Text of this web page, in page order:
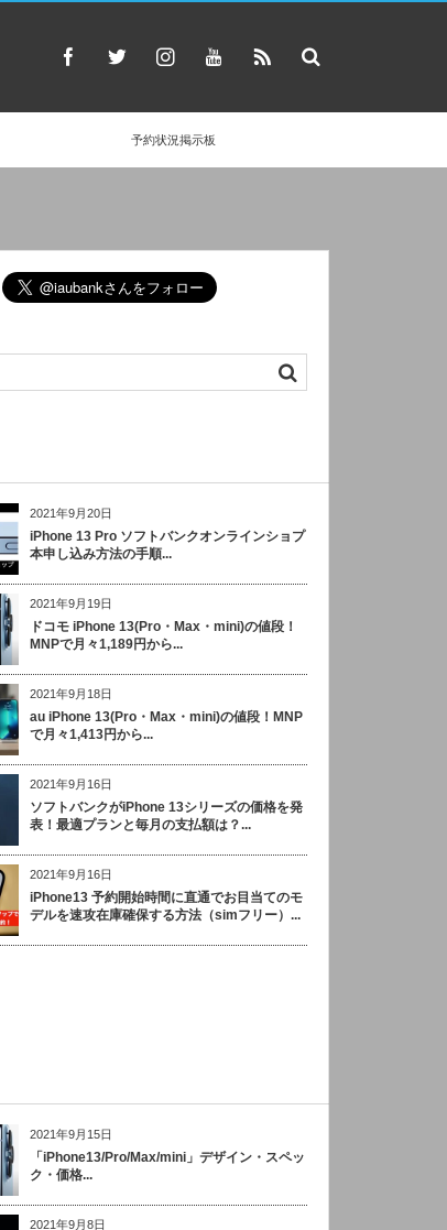
予約状況掲示板
2021年9月20日
iPhone 13 Pro ソフトバンクオンラインショプ
本申し込み方法の手順...
2021年9月19日
ドコモ iPhone 13(Pro・Max・mini)の値段！
MNPで月々1,189円から...
2021年9月18日
au iPhone 13(Pro・Max・mini)の値段！MNP
で月々1,413円から...
2021年9月16日
ソフトバンクがiPhone 13シリーズの価格を発
表！最適プランと毎月の支払額は？...
2021年9月16日
iPhone13 予約開始時間に直通でお目当てのモ
デルを速攻在庫確保する方法（simフリー）...
2021年9月15日
「iPhone13/Pro/Max/mini」デザイン・スペッ
ク・価格...
2021年9月8日